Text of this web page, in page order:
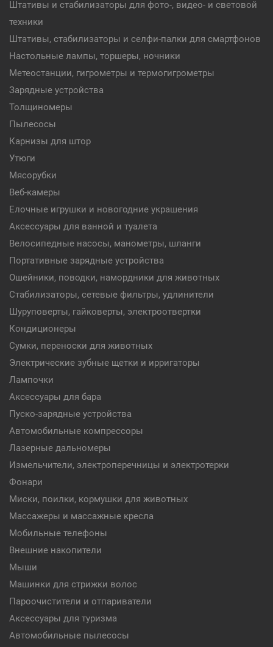
Штативы и стабилизаторы для фото-, видео- и световой
техники
Штативы, стабилизаторы и селфи-палки для смартфонов
Настольные лампы, торшеры, ночники
Метеостанции, гигрометры и термогигрометры
Зарядные устройства
Толщиномеры
Пылесосы
Карнизы для штор
Утюги
Мясорубки
Веб-камеры
Елочные игрушки и новогодние украшения
Аксессуары для ванной и туалета
Велосипедные насосы, манометры, шланги
Портативные зарядные устройства
Ошейники, поводки, намордники для животных
Стабилизаторы, сетевые фильтры, удлинители
Шуруповерты, гайковерты, электроотвертки
Кондиционеры
Сумки, переноски для животных
Электрические зубные щетки и ирригаторы
Лампочки
Аксессуары для бара
Пуско-зарядные устройства
Автомобильные компрессоры
Лазерные дальномеры
Измельчители, электроперечницы и электротерки
Фонари
Миски, поилки, кормушки для животных
Массажеры и массажные кресла
Мобильные телефоны
Внешние накопители
Мыши
Машинки для стрижки волос
Пароочистители и отпариватели
Аксессуары для туризма
Автомобильные пылесосы